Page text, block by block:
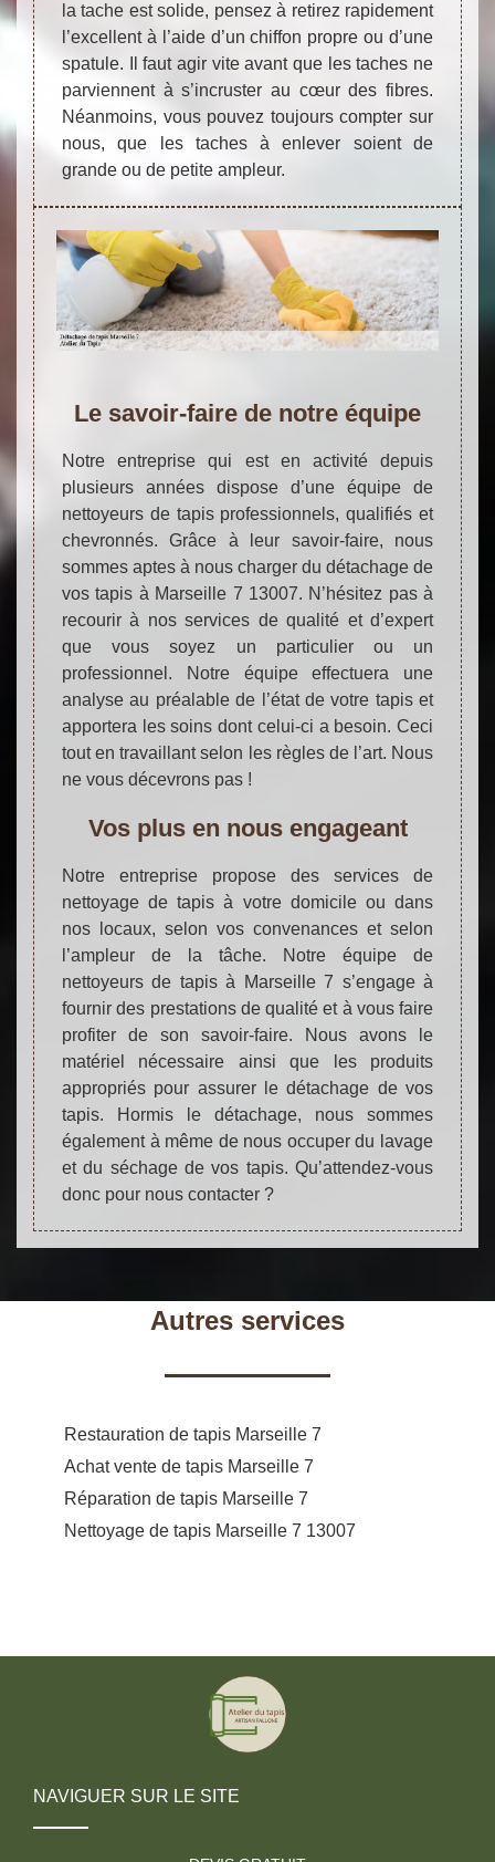
la tache est solide, pensez à retirez rapidement
l’excellent à l’aide d’un chiffon propre ou d’une
spatule. Il faut agir vite avant que les taches ne
parviennent à s’incruster au cœur des fibres.
Néanmoins, vous pouvez toujours compter sur
nous, que les taches à enlever soient de
grande ou de petite ampleur.
Le savoir-faire de notre équipe
Notre entreprise qui est en activité depuis
plusieurs années dispose d’une équipe de
nettoyeurs de tapis professionnels, qualifiés et
chevronnés. Grâce à leur savoir-faire, nous
sommes aptes à nous charger du détachage de
vos tapis à Marseille 7 13007. N’hésitez pas à
recourir à nos services de qualité et d’expert
que vous soyez un particulier ou un
professionnel. Notre équipe effectuera une
analyse au préalable de l’état de votre tapis et
apportera les soins dont celui-ci a besoin. Ceci
tout en travaillant selon les règles de l’art. Nous
ne vous décevrons pas !
Vos plus en nous engageant
Notre entreprise propose des services de
nettoyage de tapis à votre domicile ou dans
nos locaux, selon vos convenances et selon
l’ampleur de la tâche. Notre équipe de
nettoyeurs de tapis à Marseille 7 s’engage à
fournir des prestations de qualité et à vous faire
profiter de son savoir-faire. Nous avons le
matériel nécessaire ainsi que les produits
appropriés pour assurer le détachage de vos
tapis. Hormis le détachage, nous sommes
également à même de nous occuper du lavage
et du séchage de vos tapis. Qu’attendez-vous
donc pour nous contacter ?
Autres services
Restauration de tapis Marseille 7
Achat vente de tapis Marseille 7
Réparation de tapis Marseille 7
Nettoyage de tapis Marseille 7 13007
NAVIGUER SUR LE SITE